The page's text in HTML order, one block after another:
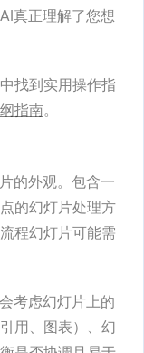
真正理解了您想
找到实用操作指
指南。
的外观。包含一
的幻灯片处理方
程幻灯片可能需
考虑幻灯片上的
用、图表）、幻